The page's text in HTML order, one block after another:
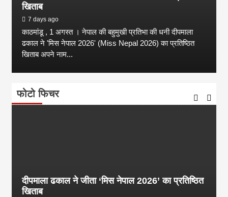
खिताब
7 days ago
काठमांडू , 1 अगस्त । नेपाल की बहुमुखी प्रतिभा की धनी दीपमाला
ढकाल ने 'मिस नेपाल 2026' (Miss Nepal 2026) का प्रतिष्ठित
खिताब अपने नाम...
फोटो फिचर
दीपमाला ढकाल ने जीता ‘मिस नेपाल 2026’ का प्रतिष्ठित
खिताब